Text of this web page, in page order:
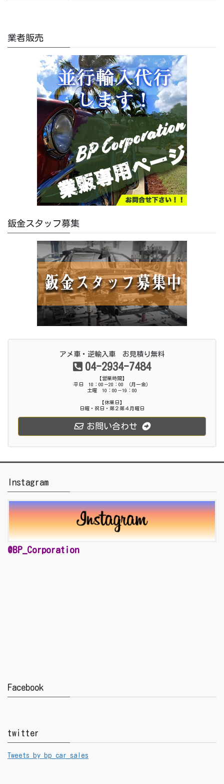
業者販売
鈑金スタッフ募集
アメ車・逆輸入車 お見積り無料
04-2934-7484
【営業時間】
平日 10：00－20：00 （月ー金）
土曜 10：00－19：00
【休業日】
日曜・祝日・第２第４月曜日
お問い合わせ
Instagram
@BP_Corporation
Facebook
twitter
Tweets by bp_car_sales